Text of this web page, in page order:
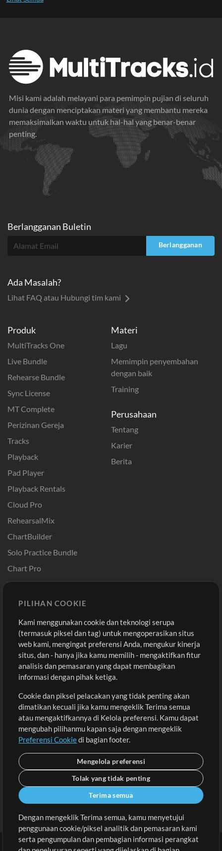
Misi kami adalah melayani para pemimpin pujian di seluruh
dunia dengan menciptakan materi yang membantu mereka
memaksimalkan waktu untuk hal-hal yang benar-benar
penting.
Produk
MultiTracks One
Live Bundle
Rehearse Bundle
Sync License
MT Complete
Perizinan Gereja
Tracks
Playback
Pad Player
Playback Rentals
Cloud Pro
RehearsalMix
ChartBuilder
Solo Practice Bundle
Chart Pro
Template ProPresenter
Sound
Materi
Lagu
Memimpin penyembahan
dengan baik
Training
Perusahaan
Tentang
Karier
Berita
Pembelian
Beli Kredit
Konten Gratis
Permintaan Lagu
Lain-lain
Sesi
Kirimkan musik kamu
Playlist
MT Conference
Akun
Masuk
Daftar
Lihat Keranjang
Berlangganan Buletin
Berlangganan
Ada Masalah?
Lihat FAQ atau Hubungi tim kami
PILIHAN COOKIE
Kami menggunakan cookie dan teknologi serupa
(termasuk piksel dan tag) untuk mengoperasikan situs
web kami, mengingat preferensi Anda, mengukur kinerja
situs, dan - hanya jika kamu memilih - mengaktifkan fitur
analisis dan pemasaran yang dapat membagikan
informasi dengan pihak ketiga.
Cookie dan piksel pelacakan yang tidak penting akan
dimatikan kecuali jika kamu mengeklik Terima semua
atau mengaktifkannya di Kelola preferensi. Kamu dapat
mengubah pilihanmu kapan saja dengan mengeklik
Preferensi Cookiedi bagian footer.
Mengelola preferensi
Tolak yang tidak penting
Terima semua
Dengan mengeklik Terima semua, kamu menyetujui
penggunaan cookie/piksel analitik dan pemasaran kami
serta pengumpulan dan pembagian informasi perangkat